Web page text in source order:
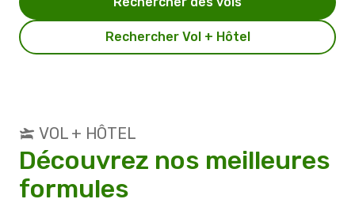
Rechercher Vol + Hôtel
VOL + HÔTEL
Découvrez nos meilleures
formules